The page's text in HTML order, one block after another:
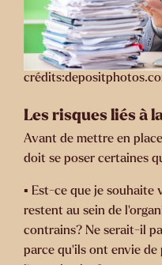
Les risques liés à
Avant de mettre en
doit se poser certaines
▪️ Est-ce que je souhaite
restent au sein de
contrains? Ne serait-il
parce qu’ils ont envie